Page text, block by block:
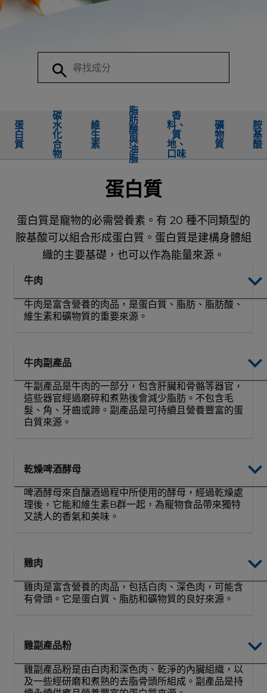
蛋
白
質
碳
水
化
合
物
維
生
素
脂
肪
酸
與
油
脂
香
料、
質
地、
口味
礦
物
質
胺
基
酸
蛋白質
蛋白質是寵物的必需營養素。有 20 種不同類型的
胺基酸可以組合形成蛋白質。蛋白質是建構身體組
織的主要基礎，也可以作為能量來源。
牛肉
牛肉是富含營養的肉品，是蛋白質、脂肪、脂肪酸、
維生素和礦物質的重要來源。
牛肉副產品
牛副產品是牛肉的一部分，包含肝臟和骨骼等器官，
這些器官經過磨碎和煮熟後會減少脂肪。不包含毛
髮、角、牙齒或蹄。副產品是可持續且營養豐富的蛋
白質來源。
乾燥啤酒酵母
啤酒酵母來自釀酒過程中所使用的酵母，經過乾燥處
理後，它能和維生素B群一起，為寵物食品帶來獨特
又誘人的香氣和美味。
雞肉
雞肉是富含營養的肉品，包括白肉、深色肉，可能含
有骨頭。它是蛋白質、脂肪和礦物質的良好來源。
雞副產品粉
雞副產品粉是由白肉和深色肉、乾淨的內臟組織，以
及一些經研磨和煮熟的去脂骨頭所組成。副產品是持